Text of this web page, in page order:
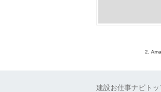
2.
建設お仕事ナビトッ